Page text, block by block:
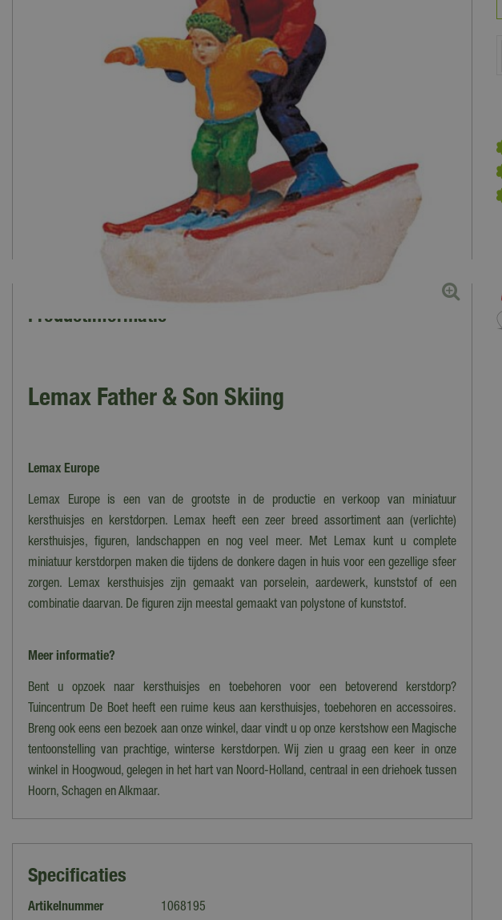
Productinformatie
Lemax Father & Son Skiing
Lemax Europe
Lemax Europe is een van de grootste in de productie en verkoop van miniatuur
kersthuisjes en kerstdorpen. Lemax heeft een zeer breed assortiment aan (verlichte)
kersthuisjes, figuren, landschappen en nog veel meer. Met Lemax kunt u complete
miniatuur kerstdorpen maken die tijdens de donkere dagen in huis voor een gezellige sfeer
zorgen. Lemax kersthuisjes zijn gemaakt van porselein, aardewerk, kunststof of een
combinatie daarvan. De figuren zijn meestal gemaakt van polystone of kunststof.
Meer informatie?
Bent u opzoek naar kersthuisjes en toebehoren voor een betoverend kerstdorp?
Tuincentrum De Boet heeft een ruime keus aan kersthuisjes, toebehoren en accessoires.
Breng ook eens een bezoek aan onze winkel, daar vindt u op onze kerstshow een Magische
tentoonstelling van prachtige, winterse kerstdorpen. Wij zien u graag een keer in onze
winkel in Hoogwoud, gelegen in het hart van Noord-Holland, centraal in een driehoek tussen
Hoorn, Schagen en Alkmaar.
Specificaties
Artikelnummer
1068195